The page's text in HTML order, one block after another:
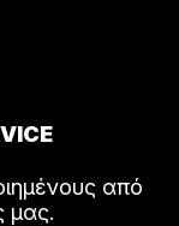
από
μας.